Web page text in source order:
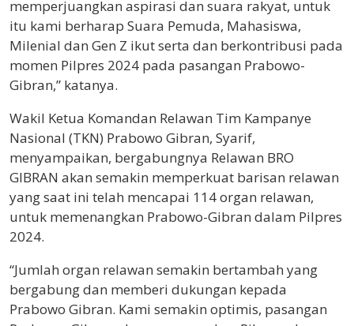
memperjuangkan aspirasi dan suara rakyat, untuk
itu kami berharap Suara Pemuda, Mahasiswa,
Milenial dan Gen Z ikut serta dan berkontribusi pada
momen Pilpres 2024 pada pasangan Prabowo-
Gibran,” katanya.
Wakil Ketua Komandan Relawan Tim Kampanye
Nasional (TKN) Prabowo Gibran, Syarif,
menyampaikan, bergabungnya Relawan BRO
GIBRAN akan semakin memperkuat barisan relawan
yang saat ini telah mencapai 114 organ relawan,
untuk memenangkan Prabowo-Gibran dalam Pilpres
2024.
“Jumlah organ relawan semakin bertambah yang
bergabung dan memberi dukungan kepada
Prabowo Gibran. Kami semakin optimis, pasangan